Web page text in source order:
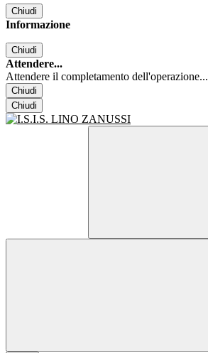
Chiudi
Informazione
Chiudi
Attendere...
Attendere il completamento dell'operazione...
Chiudi
Chiudi